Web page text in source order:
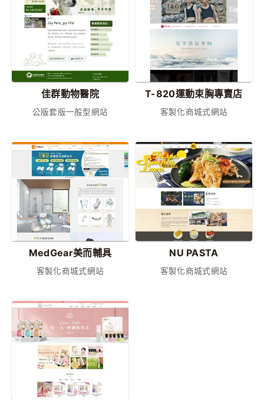
佳群動物醫院
公版套版一般型網站
T-820運動束胸專賣店
客製化商城式網站
MedGear美而輔具
客製化商城式網站
NU PASTA
客製化商城式網站